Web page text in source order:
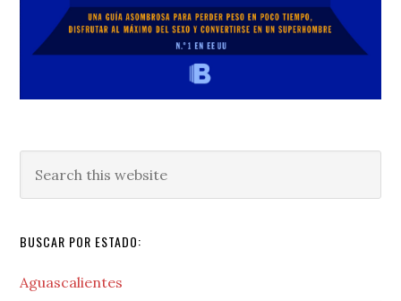
this
BUSCAR POR ESTADO:
Aguascalientes